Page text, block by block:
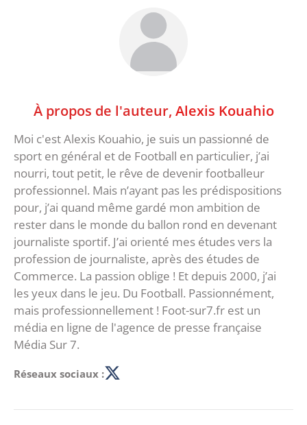
À propos de l'auteur, Alexis Kouahio
Moi c'est Alexis Kouahio, je suis un passionné de
sport en général et de Football en particulier, j’ai
nourri, tout petit, le rêve de devenir footballeur
professionnel. Mais n’ayant pas les prédispositions
pour, j’ai quand même gardé mon ambition de
rester dans le monde du ballon rond en devenant
journaliste sportif. J’ai orienté mes études vers la
profession de journaliste, après des études de
Commerce. La passion oblige ! Et depuis 2000, j’ai
les yeux dans le jeu. Du Football. Passionnément,
mais professionnellement ! Foot-sur7.fr est un
média en ligne de l'agence de presse française
Média Sur 7.
Réseaux sociaux :